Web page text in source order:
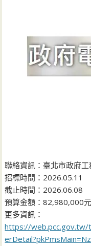
聯絡資訊：臺北市政府
招標時間：2026.05.11
截止時間：2026.06.08
預算金額：82,980,000元
更多資訊：
https://